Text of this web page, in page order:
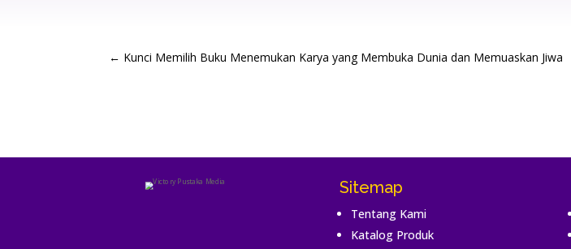
← Kunci Memilih Buku Menemukan Karya yang Membuka Dunia dan Memuaskan Jiwa
Sitemap
Tentang Kami
Katalog Produk